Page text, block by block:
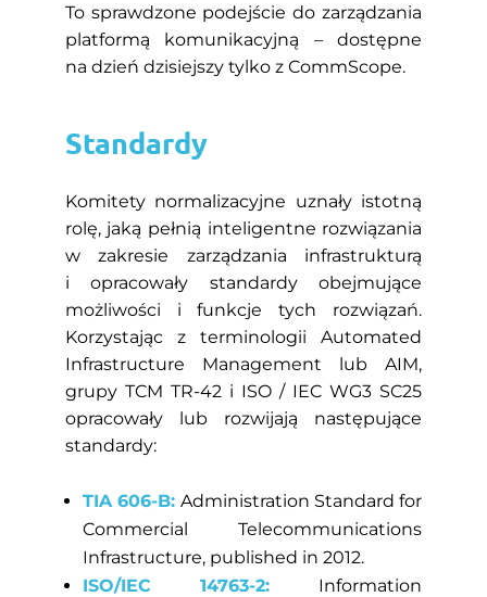
To sprawdzone podejście do zarządzania
platformą komunikacyjną – dostępne
na dzień dzisiejszy tylko z CommScope.
Standardy
Komitety normalizacyjne uznały istotną
rolę, jaką pełnią inteligentne rozwiązania
w zakresie zarządzania infrastrukturą
i opracowały standardy obejmujące
możliwości i funkcje tych rozwiązań.
Korzystając z terminologii Automated
Infrastructure Management lub AIM,
grupy TCM TR-42 i ISO / IEC WG3 SC25
opracowały lub rozwijają następujące
standardy:
TIA 606-B: Administration Standard for
Commercial Telecommunications
Infrastructure, published in 2012.
ISO/IEC 14763-2: Information